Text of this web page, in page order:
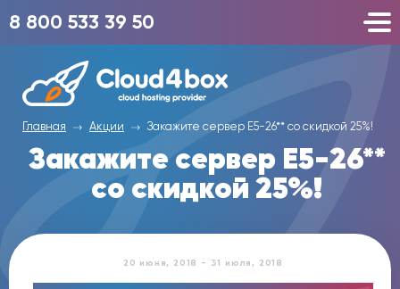
8 800 533 39 50
Главная Акции Закажите сервер E5-26** со скидкой 25%!
Закажите сервер E5-26**
со скидкой 25%!
20 июня, 2018 - 31 июля, 2018